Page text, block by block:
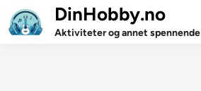
Skip
to
DinHobby.no
Aktiviteter og annet spennende